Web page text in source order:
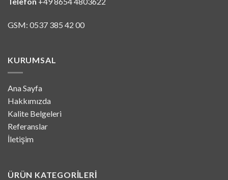
GSM: 0537 385 42 00
KURUMSAL
Ana Sayfa
Hakkımızda
Kalite Belgeleri
Referanslar
İletişim
ÜRÜN KATEGORILERI